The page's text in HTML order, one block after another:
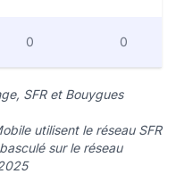
0 0
SFR et Bouygues
utilisent le réseau SFR
sur le réseau